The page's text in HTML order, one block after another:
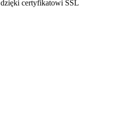
dzięki certyfikatowi SSL